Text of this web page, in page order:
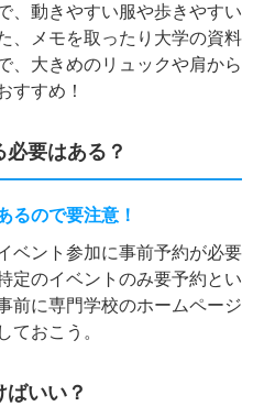
、動きやすい服や歩きやすい
、メモを取ったり大学の資料
、大きめのリュックや肩から
すすめ！
要はある？
るので要注意！
ベント参加に事前予約が必要
定のイベントのみ要予約とい
前に専門学校のホームページ
ておこう。
いい？